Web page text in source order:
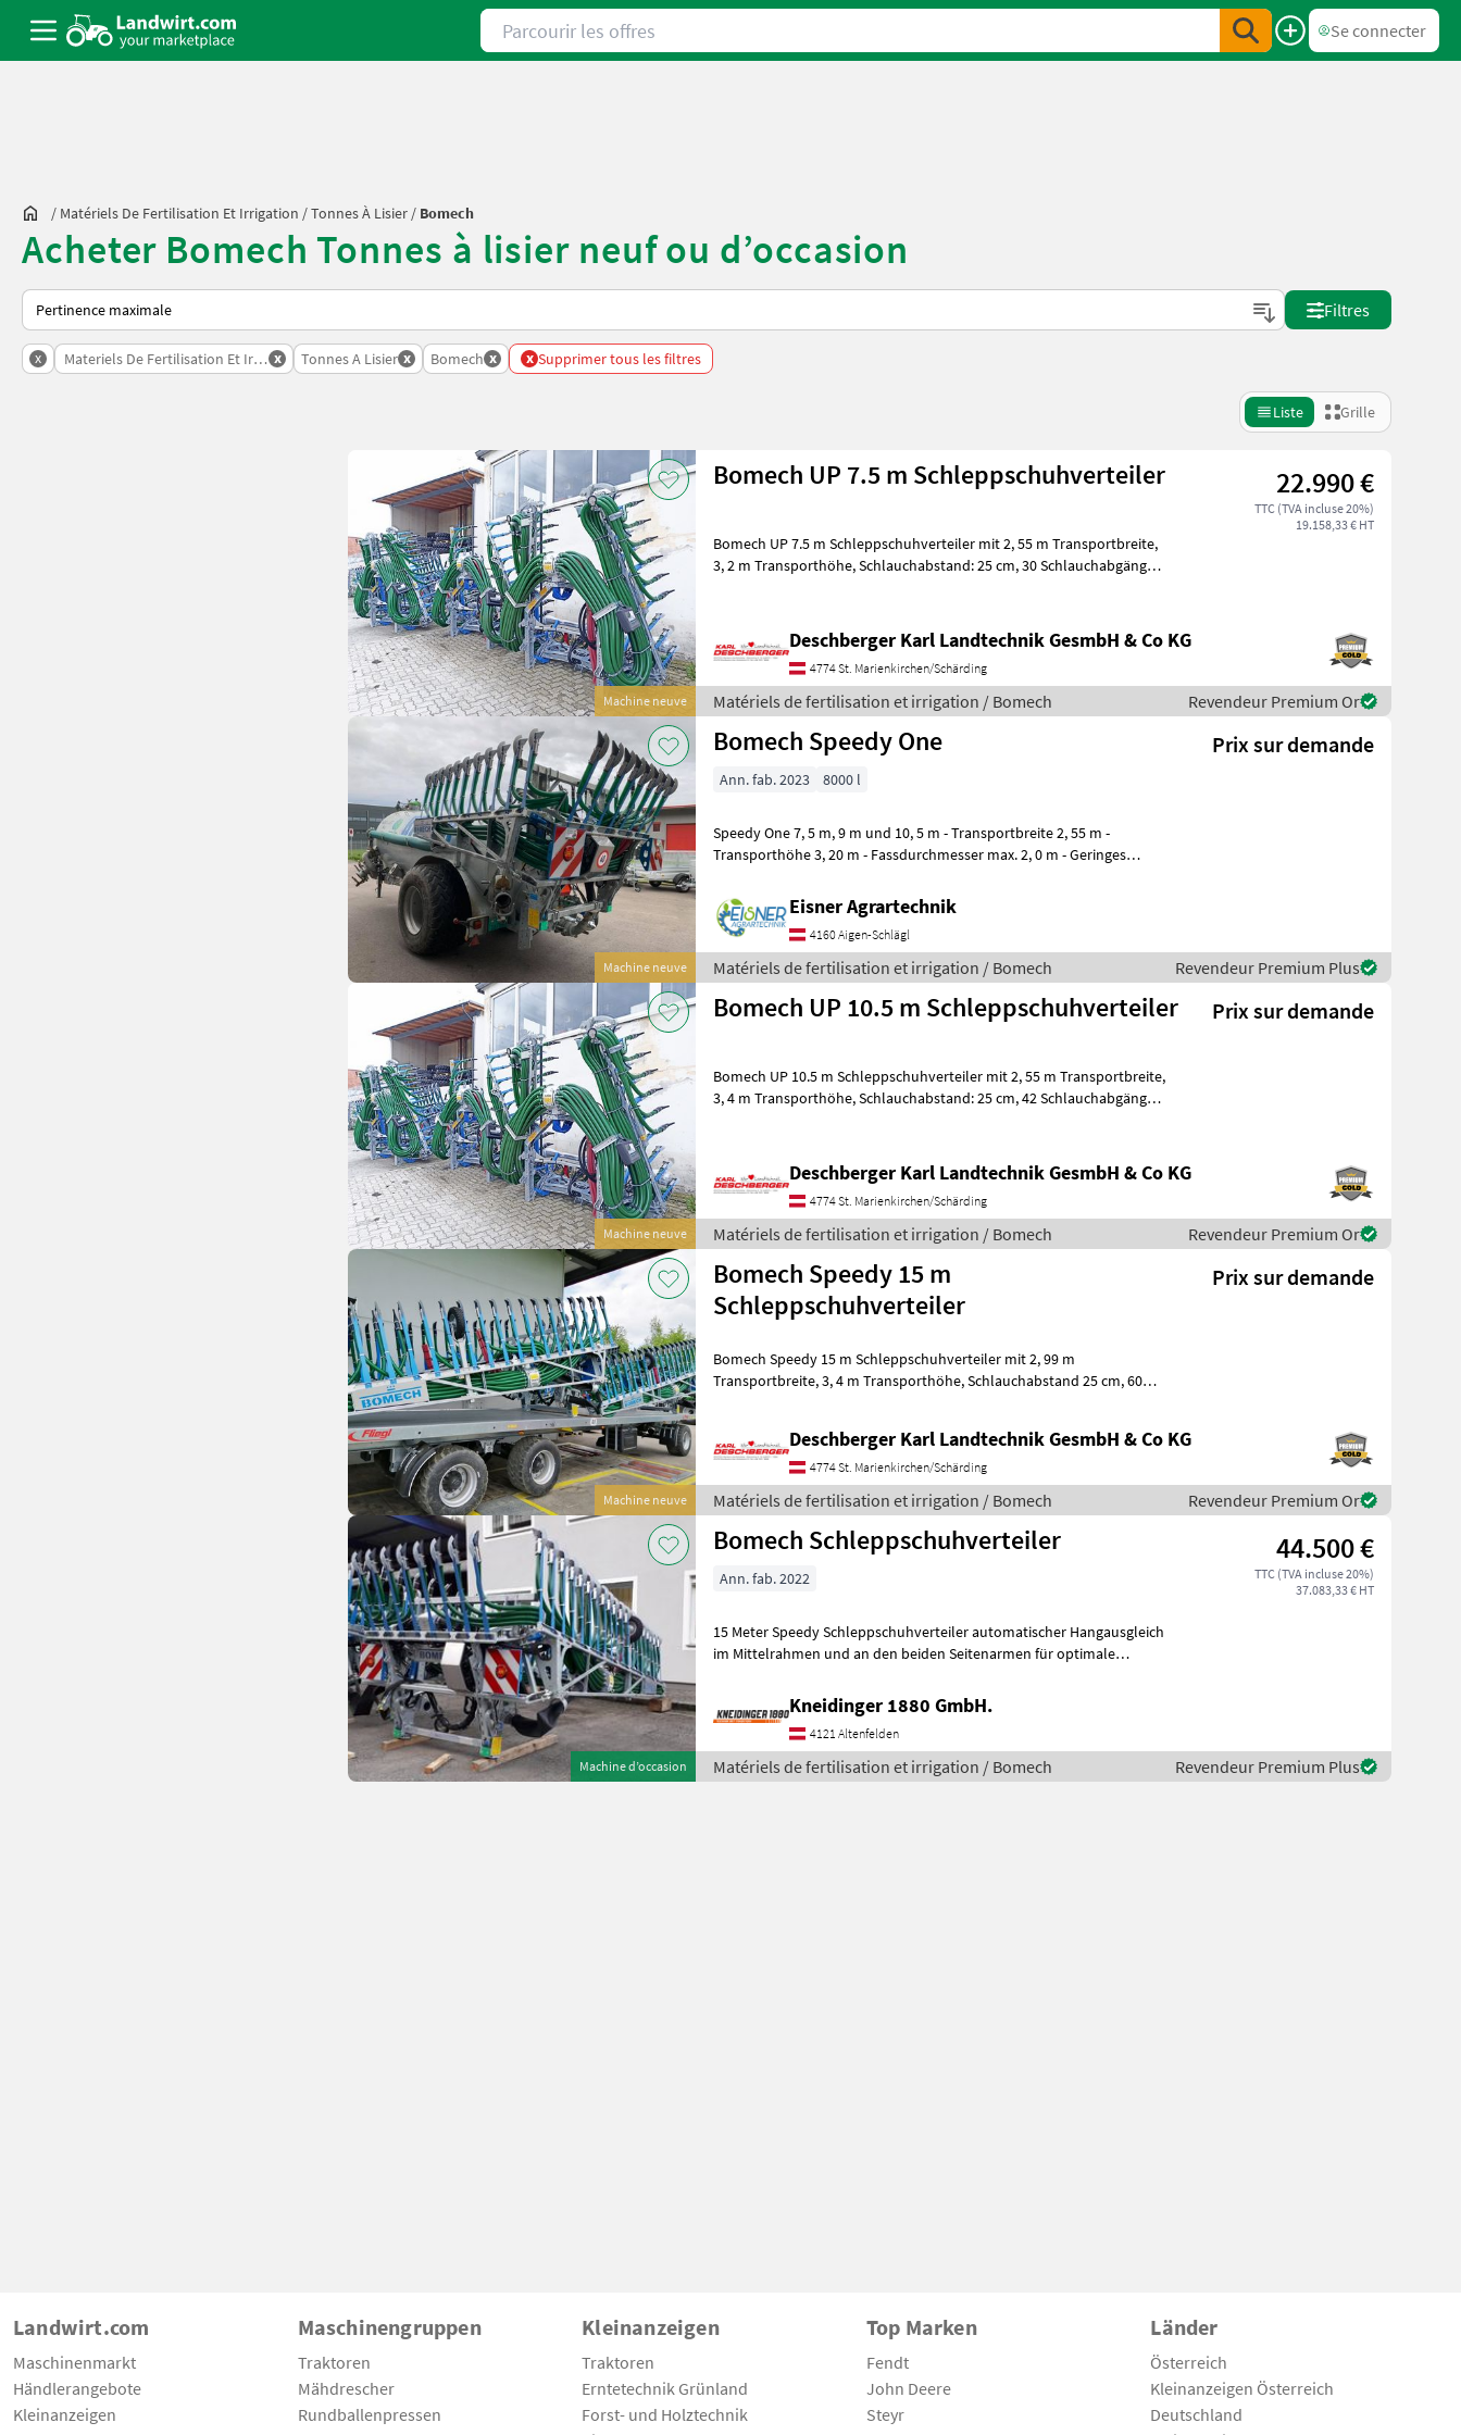
Parcourir les offres
Se connecter
/ Matériels De Fertilisation Et Irrigation /Tonnes À Lisier / Bomech
Acheter Bomech Tonnes à lisier neuf ou d’occasion
Voici comment les annonces sont triées sur Landwirt.com
Filtres
x Materiels De Fertilisation Et Irrigation
x Tonnes A Lisier x Bomech x x Supprimer tous les filtres
Liste Grille
Machine neuve
Bomech UP 7.5 m Schleppschuhverteiler 22.990 €
TTC (TVA incluse 20%)
19.158,33 € HT
Bomech UP 7.5 m Schleppschuhverteiler mit 2, 55 m Transportbreite,
3, 2 m Transporthöhe, Schlauchabstand: 25 cm, 30 Schlauchabgänge,
Deschberger Karl Landtechnik GesmbH & Co KG
4774 St. Marienkirchen/Schärding
Matériels de fertilisation et irrigation / Bomech Revendeur Premium Or
Machine neuve
Bomech Speedy One Prix sur demande
Ann. fab. 2023 8000 l
Speedy One 7, 5 m, 9 m und 10, 5 m - Transportbreite 2, 55 m -
Transporthöhe 3, 20 m - Fassdurchmesser max. 2, 0 m - Geringes
Eisner Agrartechnik
4160 Aigen-Schlägl
Matériels de fertilisation et irrigation / Bomech Revendeur Premium Plus
Machine neuve
Bomech UP 10.5 m Schleppschuhverteiler Prix sur demande
Bomech UP 10.5 m Schleppschuhverteiler mit 2, 55 m Transportbreite,
3, 4 m Transporthöhe, Schlauchabstand: 25 cm, 42 Schlauchabgänge,
Deschberger Karl Landtechnik GesmbH & Co KG
4774 St. Marienkirchen/Schärding
Matériels de fertilisation et irrigation / Bomech Revendeur Premium Or
Machine neuve
Bomech Speedy 15 m
Schleppschuhverteiler
Prix sur demande
Bomech Speedy 15 m Schleppschuhverteiler mit 2, 99 m
Transportbreite, 3, 4 m Transporthöhe, Schlauchabstand 25 cm, 60
Deschberger Karl Landtechnik GesmbH & Co KG
4774 St. Marienkirchen/Schärding
Matériels de fertilisation et irrigation / Bomech Revendeur Premium Or
Machine d’occasion
Bomech Schleppschuhverteiler 44.500 €
TTC (TVA incluse 20%)
37.083,33 € HT
Ann. fab. 2022
15 Meter Speedy Schleppschuhverteiler automatischer Hangausgleich
im Mittelrahmen und an den beiden Seitenarmen für optimale
Kneidinger 1880 GmbH.
4121 Altenfelden
Matériels de fertilisation et irrigation / Bomech Revendeur Premium Plus
Landwirt.com
Maschinenmarkt
Händlerangebote
Kleinanzeigen
Maschinengruppen
Traktoren
Mähdrescher
Rundballenpressen
Kleinanzeigen
Traktoren
Erntetechnik Grünland
Forst- und Holztechnik
Top Marken
Fendt
John Deere
Steyr
Länder
Österreich
Kleinanzeigen Österreich
Deutschland